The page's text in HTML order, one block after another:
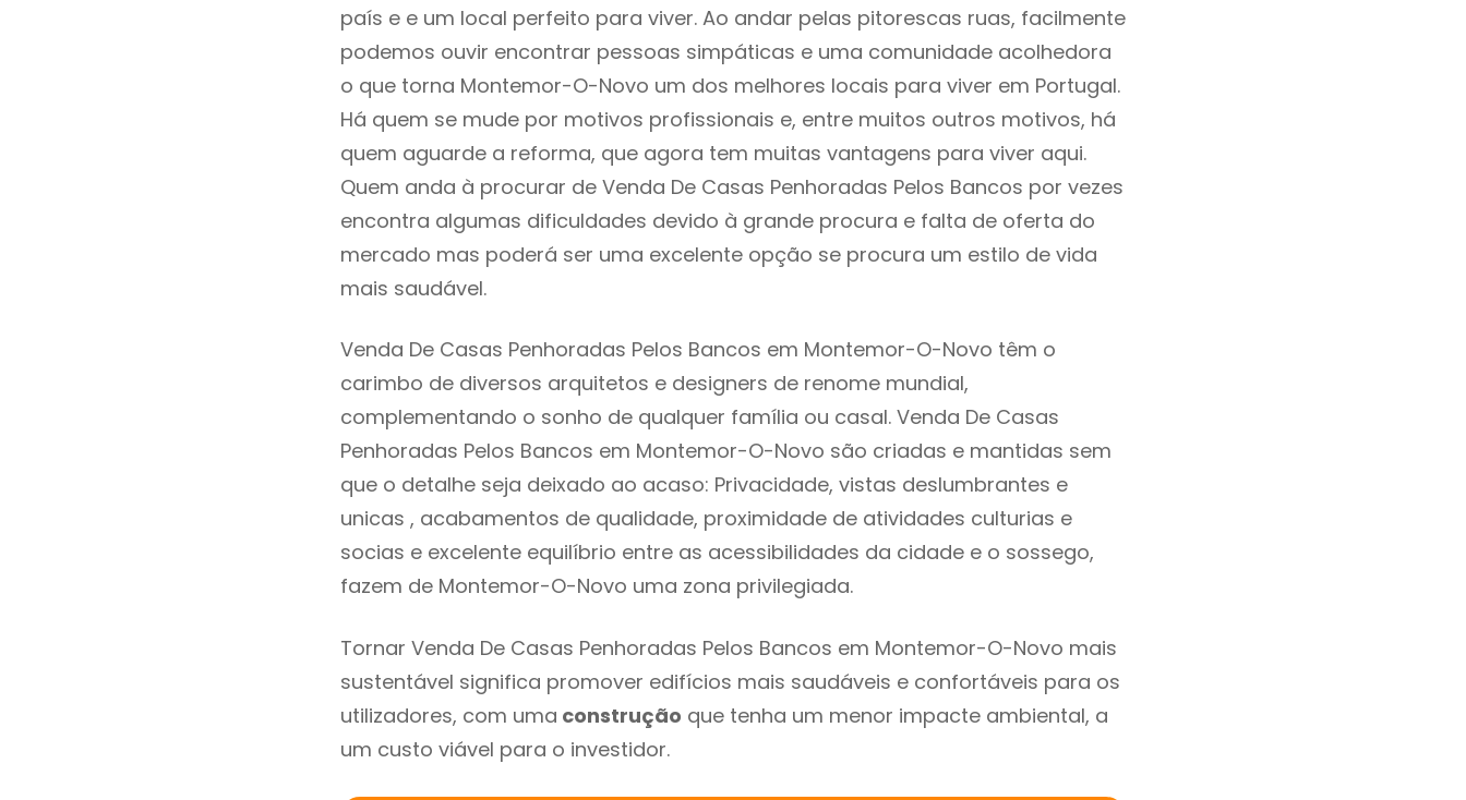
país e e um local perfeito para viver. Ao andar pelas pitorescas ruas, facilmente
podemos ouvir encontrar pessoas simpáticas e uma comunidade acolhedora
o que torna Montemor-O-Novo um dos melhores locais para viver em Portugal.
Há quem se mude por motivos profissionais e, entre muitos outros motivos, há
quem aguarde a reforma, que agora tem muitas vantagens para viver aqui.
Quem anda à procurar de Venda De Casas Penhoradas Pelos Bancos por vezes
encontra algumas dificuldades devido à grande procura e falta de oferta do
mercado mas poderá ser uma excelente opção se procura um estilo de vida
mais saudável.
Venda De Casas Penhoradas Pelos Bancos em Montemor-O-Novo têm o
carimbo de diversos arquitetos e designers de renome mundial,
complementando o sonho de qualquer família ou casal. Venda De Casas
Penhoradas Pelos Bancos em Montemor-O-Novo são criadas e mantidas sem
que o detalhe seja deixado ao acaso: Privacidade, vistas deslumbrantes e
unicas , acabamentos de qualidade, proximidade de atividades culturias e
socias e excelente equilíbrio entre as acessibilidades da cidade e o sossego,
fazem de Montemor-O-Novo uma zona privilegiada.
Tornar Venda De Casas Penhoradas Pelos Bancos em Montemor-O-Novo mais
sustentável significa promover edifícios mais saudáveis e confortáveis para os
utilizadores, com uma construção que tenha um menor impacte ambiental, a
um custo viável para o investidor.